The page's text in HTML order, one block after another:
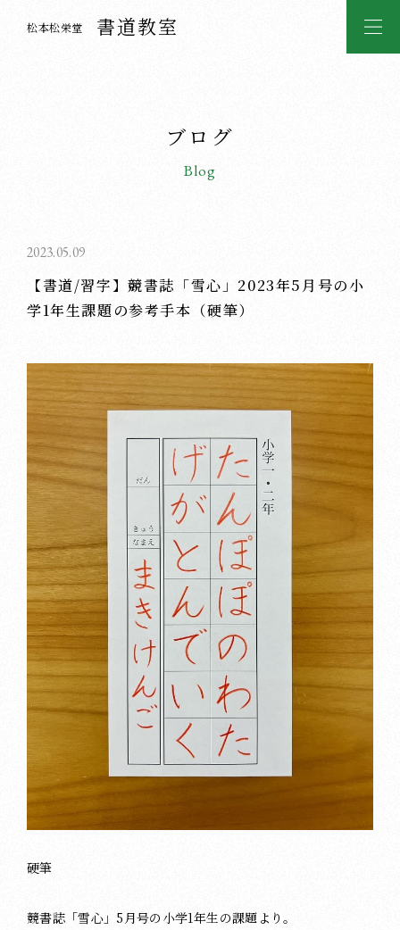
松本松栄堂 書道教室
ブログ
Blog
2023.05.09
【書道/習字】競書誌「雪心」2023年5月号の小
学1年生課題の参考手本（硬筆）
硬筆
競書誌「雪心」5月号の小学1年生の課題より。